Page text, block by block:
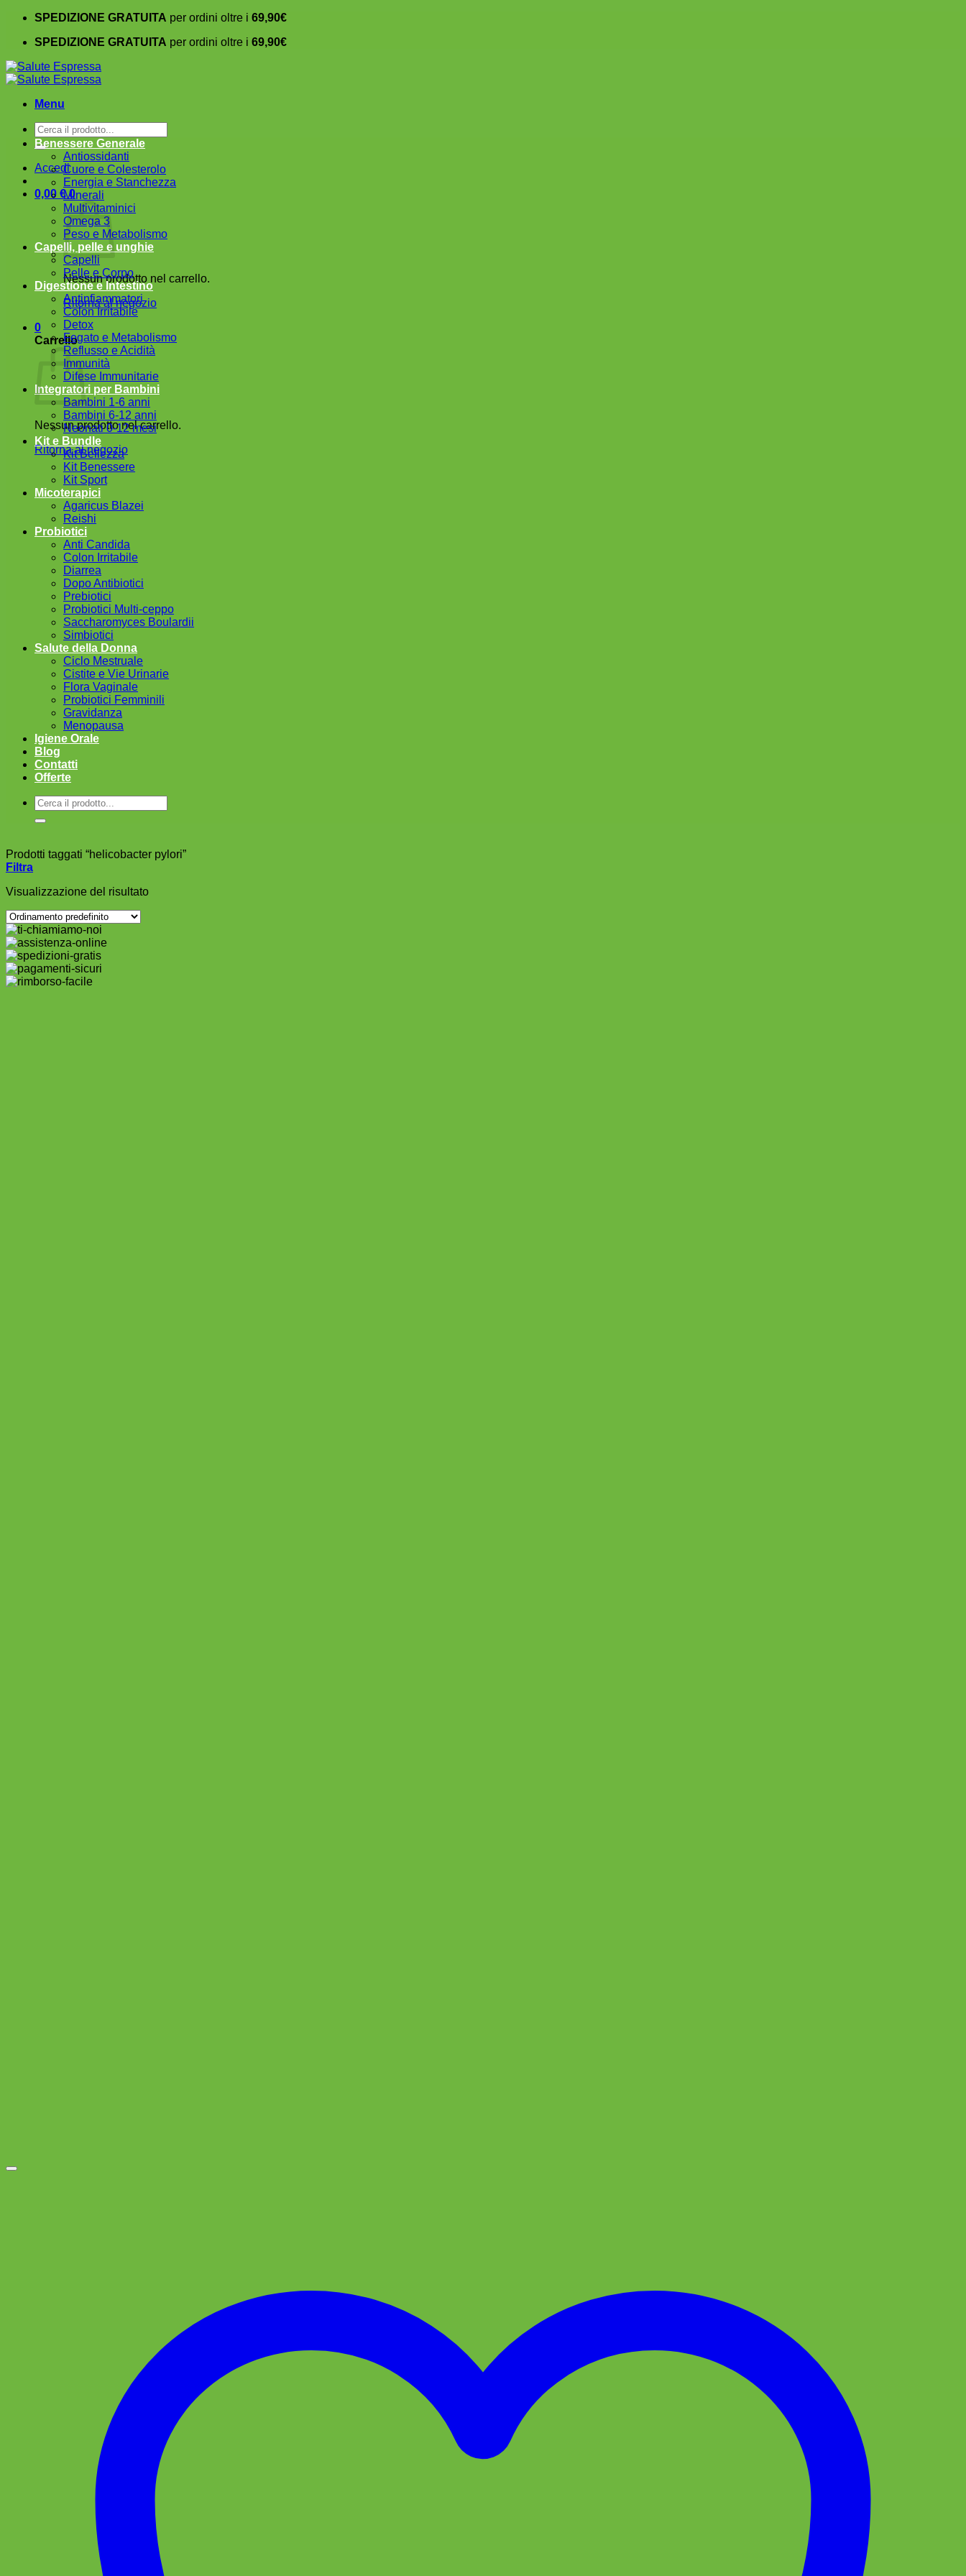
Salta
contenuti
SPEDIZIONE GRATUITA per ordini oltre i 69,90€
SPEDIZIONE GRATUITA per ordini oltre i 69,90€
Menu
Cerca:
Accedi
0,00 € 0
Nessun prodotto nel carrello.
Ritorna al negozio
0
Carrello
Nessun prodotto nel carrello.
Ritorna al negozio
Benessere Generale
Antiossidanti
Cuore e Colesterolo
Energia e Stanchezza
Minerali
Multivitaminici
Omega 3
Peso e Metabolismo
Capelli, pelle e unghie
Capelli
Pelle e Corpo
Digestione e Intestino
Antinfiammatori
Colon Irritabile
Detox
Fegato e Metabolismo
Reflusso e Acidità
Immunità
Difese Immunitarie
Integratori per Bambini
Bambini 1-6 anni
Bambini 6-12 anni
Neonati 0-12 mesi
Kit e Bundle
Kit Bellezza
Kit Benessere
Kit Sport
Micoterapici
Agaricus Blazei
Reishi
Probiotici
Anti Candida
Colon Irritabile
Diarrea
Dopo Antibiotici
Prebiotici
Probiotici Multi-ceppo
Saccharomyces Boulardii
Simbiotici
Salute della Donna
Ciclo Mestruale
Cistite e Vie Urinarie
Flora Vaginale
Probiotici Femminili
Gravidanza
Menopausa
Igiene Orale
Blog
Contatti
Offerte
Cerca:
Prodotti taggati “helicobacter pylori”
Filtra
Visualizzazione del risultato